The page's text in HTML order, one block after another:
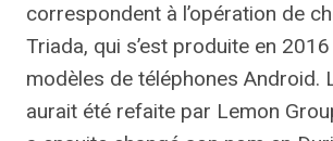
correspondent à l’opération de
Triada, qui s’est produite en
modèles de téléphones Android.
aurait été refaite par Lemon